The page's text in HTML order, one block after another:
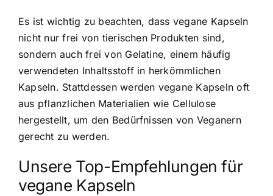
Es ist wichtig zu beachten, dass vegane Kapseln
nicht nur frei von tierischen Produkten sind,
sondern auch frei von Gelatine, einem häufig
verwendeten Inhaltsstoff in herkömmlichen
Kapseln. Stattdessen werden vegane Kapseln oft
aus pflanzlichen Materialien wie Cellulose
hergestellt, um den Bedürfnissen von Veganern
gerecht zu werden.
Unsere Top-Empfehlungen für
vegane Kapseln